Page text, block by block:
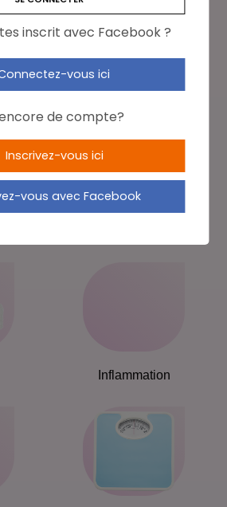
Inflammation
inscrit avec Facebook ?
vous ici
de compte?
Inscrivez-vous ici
vous avec Facebook